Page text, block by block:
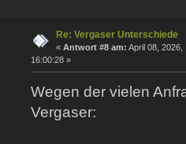
Re: Vergaser Unterschiede
« Antwort #8 am: April 08, 2026,
16:00:28 »
Wegen der vielen
Vergaser: